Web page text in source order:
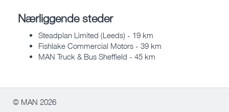
Nærliggende steder
Steadplan Limited (Leeds) - 19 km
Fishlake Commercial Motors - 39 km
MAN Truck & Bus Sheffield - 45 km
© MAN 2026